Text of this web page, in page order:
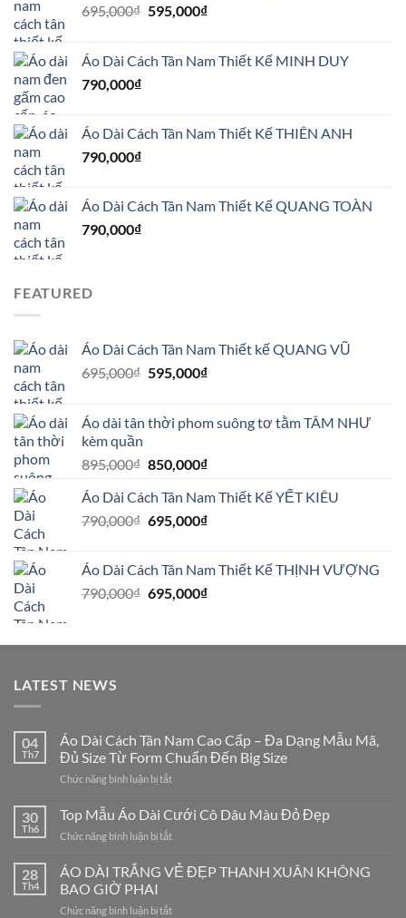
695,000₫ Giá
695,000₫.
595,000₫Giá
là:
Áo Dài Cách Tân Nam Thiết Kế MINH DUY
790,000₫
Áo Dài Cách Tân Nam Thiết Kế THIÊN ANH
790,000₫
Áo Dài Cách Tân Nam Thiết Kế QUANG TOÀN
790,000₫
FEATURED
Áo Dài Cách Tân Nam Thiết kế QUANG VŨ
695,000₫ Giá
695,000₫.
595,000₫Giá
là:
Áo dài tân thời phom suông tơ tằm TÂM NHƯ
kèm quần
895,000₫ Giá
là:
895,000₫.
850,000₫Giá
tại
là:
Áo Dài Cách Tân Nam Thiết Kế YẾT KIÊU
790,000₫ Giá
790,000₫.
695,000₫Giá
là:
695,000₫.
Áo Dài Cách Tân Nam Thiết Kế THỊNH VƯỢNG
790,000₫ Giá
790,000₫.
695,000₫Giá
là:
LATEST NEWS
04
Th7
Áo Dài Cách Tân Nam Cao Cấp – Đa Dạng Mẫu Mã,
Đủ Size Từ Form Chuẩn Đến Big Size
Chức năng bình luận bị tắtở
Dài
Tân
Cao
30
Th6
Top Mẫu Áo Dài Cưới Cô Dâu Màu Đỏ Đẹp
Chức năng bình luận bị tắtở
Mẫu
Cưới
28
Th4
ÁO DÀI TRẮNG VẺ ĐẸP THANH XUÂN KHÔNG
BAO GIỜ PHAI
Chức năng bình luận bị tắtở